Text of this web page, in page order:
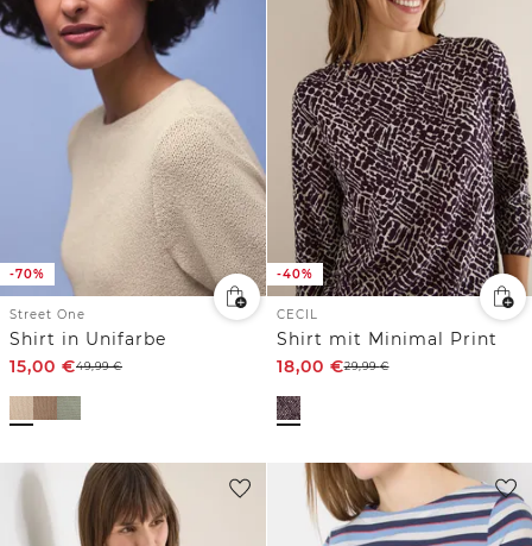
-70%
Street One
Shirt in Unifarbe
15,00 €49,99€
-40%
CECIL
Shirt mit Minimal Print
18,00 €29,99€